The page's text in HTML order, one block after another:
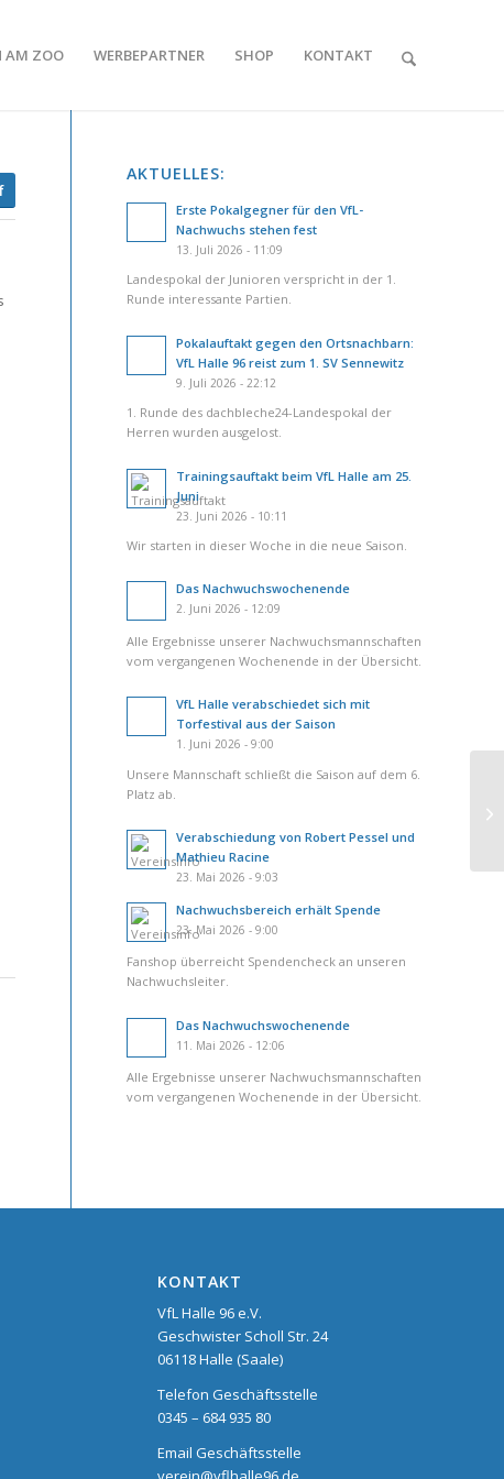
AM ZOO WERBEPARTNER SHOP KONTAKT
AKTUELLES:
Erste Pokalgegner für den VfL-
Nachwuchs stehen fest
13. Juli 2026 - 11:09
Landespokal der Junioren verspricht in der 1.
Runde interessante Partien.
Pokalauftakt gegen den Ortsnachbarn:
VfL Halle 96 reist zum 1. SV Sennewitz
9. Juli 2026 - 22:12
1. Runde des dachbleche24-Landespokal der
Herren wurden ausgelost.
Trainingsauftakt beim VfL Halle am 25.
Juni
23. Juni 2026 - 10:11
Wir starten in dieser Woche in die neue Saison.
Das Nachwuchswochenende
2. Juni 2026 - 12:09
Alle Ergebnisse unserer Nachwuchsmannschaften
vom vergangenen Wochenende in der Übersicht.
VfL Halle verabschiedet sich mit
Torfestival aus der Saison
1. Juni 2026 - 9:00
Unsere Mannschaft schließt die Saison auf dem 6.
Platz ab.
Verabschiedung von Robert Pessel und
Mathieu Racine
23. Mai 2026 - 9:03
Nachwuchsbereich erhält Spende
23. Mai 2026 - 9:00
Fanshop überreicht Spendencheck an unseren
Nachwuchsleiter.
Das Nachwuchswochenende
11. Mai 2026 - 12:06
Alle Ergebnisse unserer Nachwuchsmannschaften
vom vergangenen Wochenende in der Übersicht.
KONTAKT
VfL Halle 96 e.V.
Geschwister Scholl Str. 24
06118 Halle (Saale)
Telefon Geschäftsstelle
0345 – 684 935 80
Email Geschäftsstelle